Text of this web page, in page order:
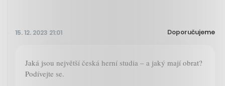
15. 12. 2023 21:01 Doporučujeme
Jaká jsou největší česká herní studia – a jaký mají obrat?
Podívejte se.